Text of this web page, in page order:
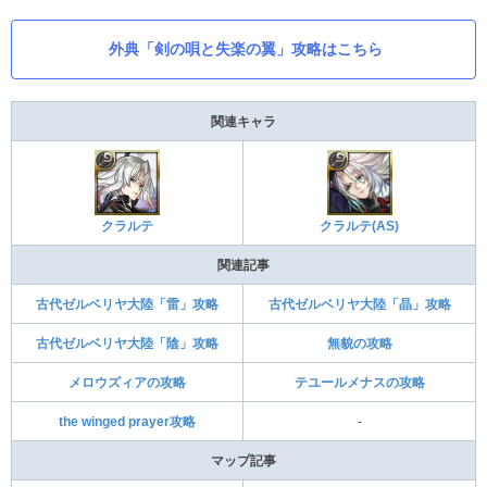
外典「剣の唄と失楽の翼」攻略はこちら
関連キャラ
クラルテ クラルテ(AS)
関連記事
古代ゼルベリヤ大陸「雷」攻略 古代ゼルベリヤ大陸「晶」攻略
古代ゼルベリヤ大陸「陰」攻略 無貌の攻略
メロウズィアの攻略 テユールメナスの攻略
the winged prayer攻略 -
マップ記事